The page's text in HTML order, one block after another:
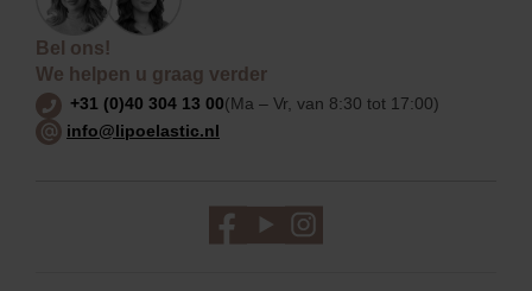
Bel ons!
We helpen u graag verder
+31 (0)40 304 13 00(Ma – Vr, van 8:30 tot 17:00)
info@lipoelastic.nl